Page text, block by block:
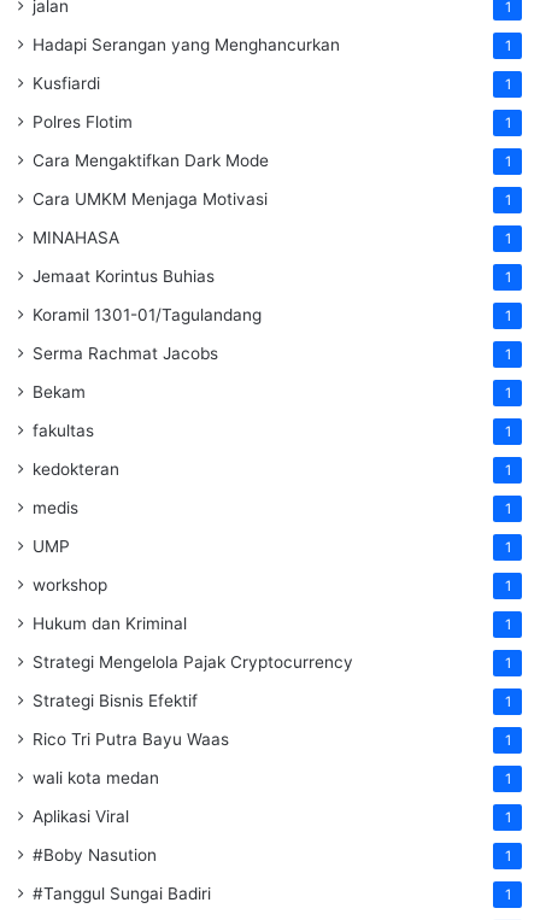
jalan 1
Hadapi Serangan yang Menghancurkan 1
Kusfiardi 1
Polres Flotim 1
Cara Mengaktifkan Dark Mode 1
Cara UMKM Menjaga Motivasi 1
MINAHASA 1
Jemaat Korintus Buhias 1
Koramil 1301-01/Tagulandang 1
Serma Rachmat Jacobs 1
Bekam 1
fakultas 1
kedokteran 1
medis 1
UMP 1
workshop 1
Hukum dan Kriminal 1
Strategi Mengelola Pajak Cryptocurrency 1
Strategi Bisnis Efektif 1
Rico Tri Putra Bayu Waas 1
wali kota medan 1
Aplikasi Viral 1
#Boby Nasution 1
#Tanggul Sungai Badiri 1